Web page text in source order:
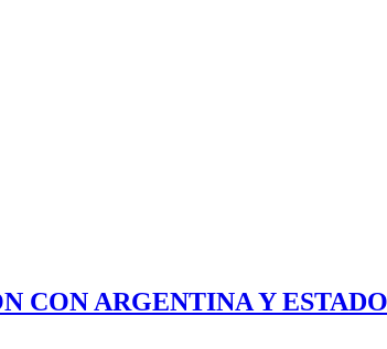
ARGENTINA Y